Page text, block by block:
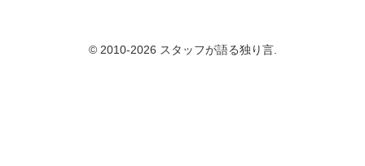
© 2010-2026 スタッフが語る独り言.